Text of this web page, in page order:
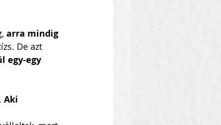
arra mindig
De azt
egy-egy
Aki